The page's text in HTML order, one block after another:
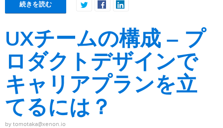
続きを読む
UXチームの構成 – プ
ロダクトデザインで
キャリアプランを立
てるには？
by tomotaka@xenon.io